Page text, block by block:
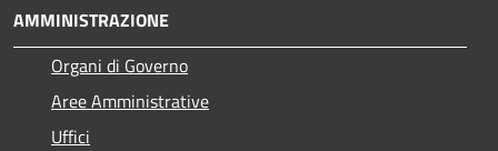
AMMINISTRAZIONE
Organi di Governo
Aree Amministrative
Uffici